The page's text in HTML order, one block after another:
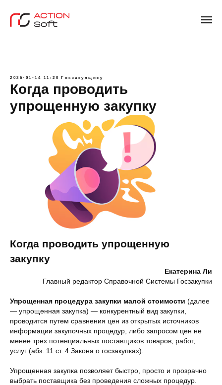
2026-01-14 11:20 Госзакупщику
Когда проводить
упрощенную закупку
Когда проводить упрощенную
закупку
Екатерина Ли
Главный редактор Справочной Системы Госзакупки
Упрощенная процедура закупки малой стоимости (далее
— упрощенная закупка) — конкурентный вид закупки,
проводится путем сравнения цен из открытых источников
информации закупочных процедур, либо запросом цен не
менее трех потенциальных поставщиков товаров, работ,
услуг (абз. 11 ст. 4 Закона о госзакупках).
Упрощенная закупка позволяет быстро, просто и прозрачно
выбрать поставщика без проведения сложных процедур.